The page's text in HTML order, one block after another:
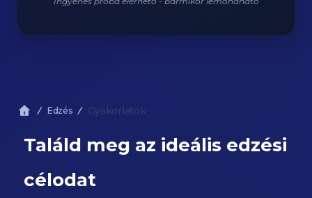
Edzés Gyakorlatok
Találd meg az ideális edzési
célodat